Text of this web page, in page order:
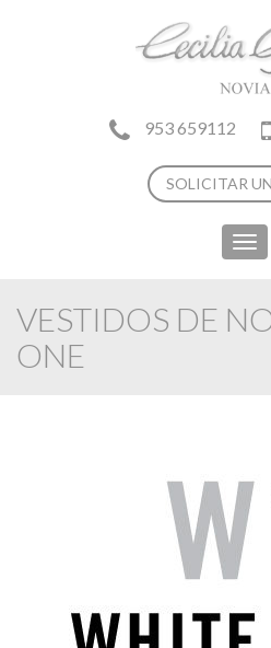
953 659112
SOLICITAR
VESTIDOS DE
ONE